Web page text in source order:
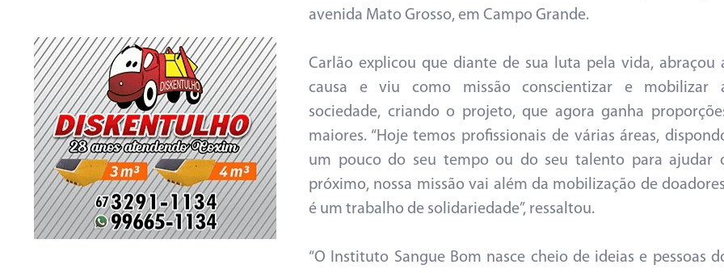
avenida Mato Grosso, em Campo Grande.
Carlão explicou que diante de sua luta pela vida, abraçou
causa e viu como missão conscientizar e mobilizar
sociedade, criando o projeto, que agora ganha
maiores. “Hoje temos profissionais de várias áreas,
um pouco do seu tempo ou do seu talento para ajudar
próximo, nossa missão vai além da mobilização de
é um trabalho de solidariedade”, ressaltou.
“O Instituto Sangue Bom nasce cheio de ideias e pessoas